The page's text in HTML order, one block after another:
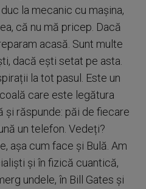
la mecanic cu mașina,
că nu mă pricep. Dacă
acasă. Sunt multe
dacă ești setat pe asta.
la tot pasul. Este un
care este legătura
răspunde: păi de fiecare
un telefon. Vedeți?
așa cum face și Bulă. Am
și în fizică cuantică,
undele, în Bill Gates și